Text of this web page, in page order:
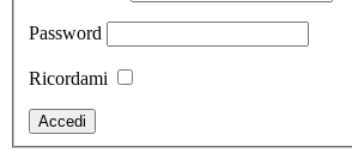
Password
Ricordami